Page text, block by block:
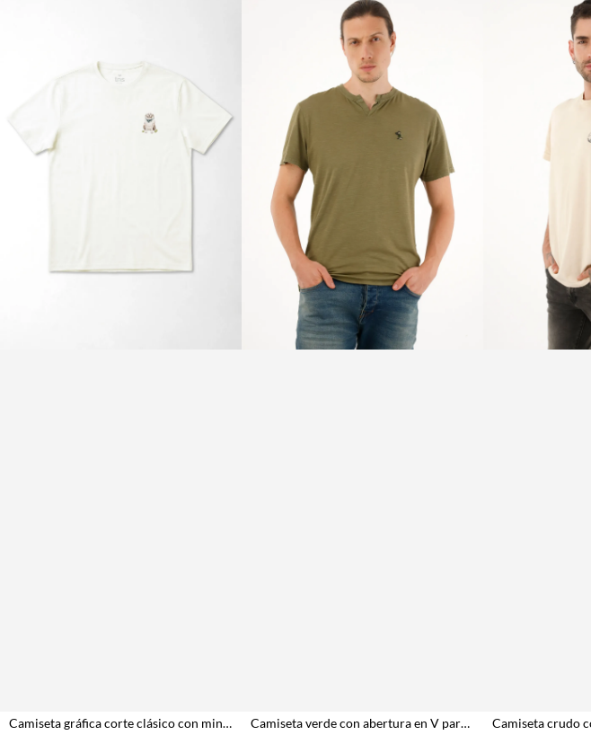
Camiseta gráfica corte clásico con mini perro en algodón blanco para hombre Camiseta verde con abertura en V para hombre